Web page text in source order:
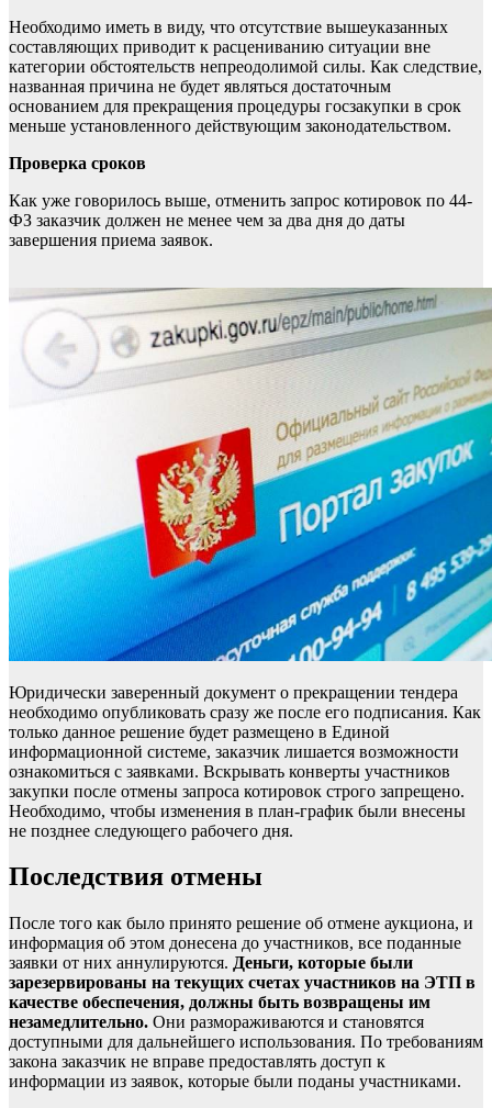
Необходимо иметь в виду, что отсутствие вышеуказанных
составляющих приводит к расцениванию ситуации вне
категории обстоятельств непреодолимой силы. Как следствие,
названная причина не будет являться достаточным
основанием для прекращения процедуры госзакупки в срок
меньше установленного действующим законодательством.
Проверка сроков
Как уже говорилось выше, отменить запрос котировок по 44-
ФЗ заказчик должен не менее чем за два дня до даты
завершения приема заявок.
Юридически заверенный документ о прекращении тендера
необходимо опубликовать сразу же после его подписания. Как
только данное решение будет размещено в Единой
информационной системе, заказчик лишается возможности
ознакомиться с заявками. Вскрывать конверты участников
закупки после отмены запроса котировок строго запрещено.
Необходимо, чтобы изменения в план-график были внесены
не позднее следующего рабочего дня.
Последствия отмены
После того как было принято решение об отмене аукциона, и
информация об этом донесена до участников, все поданные
заявки от них аннулируются. Деньги, которые были
зарезервированы на текущих счетах участников на ЭТП в
качестве обеспечения, должны быть возвращены им
незамедлительно. Они размораживаются и становятся
доступными для дальнейшего использования. По требованиям
закона заказчик не вправе предоставлять доступ к
информации из заявок, которые были поданы участниками.